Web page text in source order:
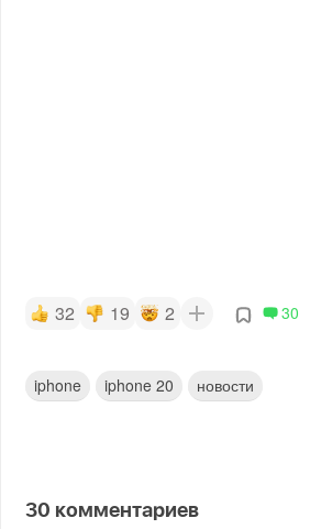
32 19 2 30
iphone iphone 20 новости
30 комментариев